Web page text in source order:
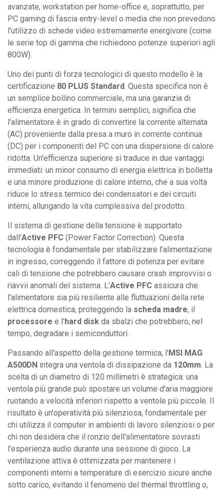
avanzate, workstation per home-office e, soprattutto, per
PC gaming di fascia entry-level o media che non prevedono
l'utilizzo di schede video estremamente energivore (come
le serie top di gamma che richiedono potenze superiori agli
800W).
Uno dei punti di forza tecnologici di questo modello è la
certificazione 80 PLUS Standard . Questa specifica non è
un semplice bollino commerciale, ma una garanzia di
efficienza energetica. In termini semplici, significa che
l'alimentatore è in grado di convertire la corrente alternata
(AC) proveniente dalla presa a muro in corrente continua
(DC) per i componenti del PC con una dispersione di calore
ridotta. Un'efficienza superiore si traduce in due vantaggi
immediati: un minor consumo di energia elettrica in bolletta
e una minore produzione di calore interno, che a sua volta
riduce lo stress termico dei condensatori e dei circuiti
interni, allungando la vita complessiva del prodotto.
Il sistema di gestione della tensione è supportato
dall'Active PFC (Power Factor Correction). Questa
tecnologia è fondamentale per stabilizzare l'alimentazione
in ingresso, correggendo il fattore di potenza per evitare
cali di tensione che potrebbero causare crash improvvisi o
riavvii anomali del sistema. L'Active PFC assicura che
l'alimentatore sia più resiliente alle fluttuazioni della rete
elettrica domestica, proteggendo la scheda madre, il
processore e l'hard disk da sbalzi che potrebbero, nel
tempo, degradare i semiconduttori.
Passando all'aspetto della gestione termica, l'MSI MAG
A500DN integra una ventola di dissipazione da 120mm . La
scelta di un diametro di 120 millimetri è strategica: una
ventola più grande può spostare un volume d'aria maggiore
ruotando a velocità inferiori rispetto a ventole più piccole. Il
risultato è un'operatività più silenziosa, fondamentale per
chi utilizza il computer in ambienti di lavoro silenziosi o per
chi non desidera che il ronzio dell'alimentatore sovrasti
l'esperienza audio durante una sessione di gioco. La
ventilazione attiva è ottimizzata per mantenere i
componenti interni a temperature di esercizio sicure anche
sotto carico, evitando il fenomeno del thermal throttling o,